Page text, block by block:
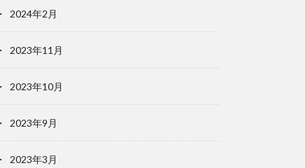
2024年2月
2023年11月
2023年10月
2023年9月
2023年3月